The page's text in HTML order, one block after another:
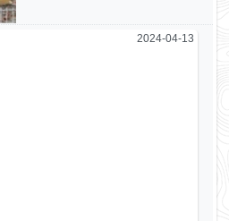
2024-04-13